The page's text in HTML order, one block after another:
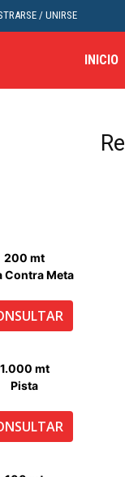
/ UNIRSE
INICIO
200 mt
Contra Meta
1.000 mt
Pista